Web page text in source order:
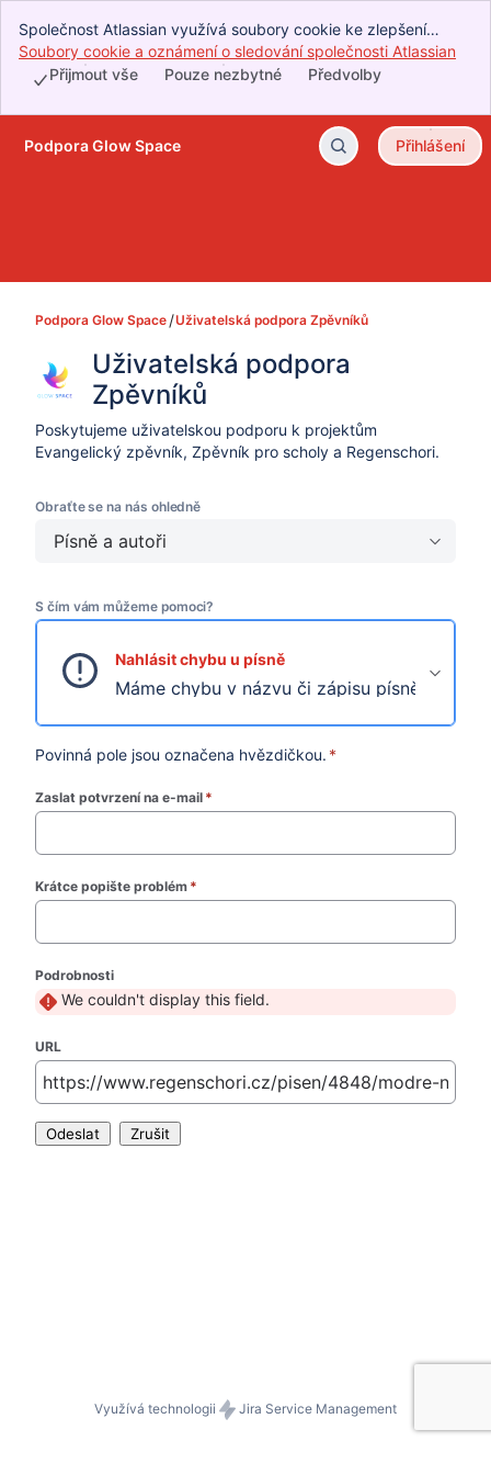
Společnost Atlassian využívá soubory cookie ke zlepšení
vašeho prostředí při prohlížení, provádění analýz a průzkumů
a realizaci reklam. Přijmutím všech souborů cookie vyjádříte, že
zařízení.
Soubory cookie a oznámení o sledování společnosti Atlassian
Předvolby
Pouze nezbytné
Přijmout vše
Přeskočit na hlavní obsah
Podpora Glow Space Přihlášení
Podpora Glow Space Uživatelská podpora Zpěvníků
Uživatelská podpora
Zpěvníků
Poskytujeme uživatelskou podporu k projektům
Evangelický zpěvník, Zpěvník pro scholy a Regenschori.
Obraťte se na nás ohledně
Písně a autoři
S čím vám můžeme pomoci?
Nahlásit chybu u písně
Máme chybu v názvu či zápisu písně nebo
Povinná pole jsou označena hvězdičkou. *
Zaslat potvrzení na e-mail *
Krátce popište problém *
Podrobnosti
We couldn't display this field.
URL
Odeslat Zrušit
Využívá technologii Jira Service Management